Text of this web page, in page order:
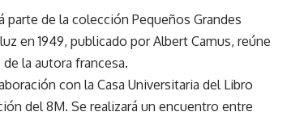
de la colección Pequeños Grandes
en 1949, publicado por Albert Camus, reúne
la autora francesa.
con la Casa Universitaria del Libro
del 8M. Se realizará un encuentro entre